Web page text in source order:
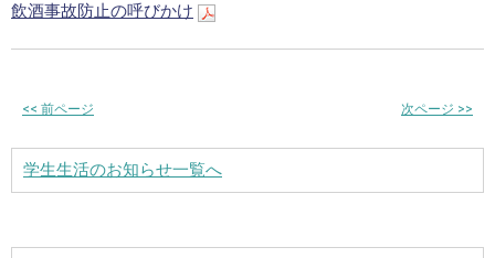
飲酒事故防止の呼びかけ
<< 前ページ 次ページ >>
学生生活のお知らせ一覧へ